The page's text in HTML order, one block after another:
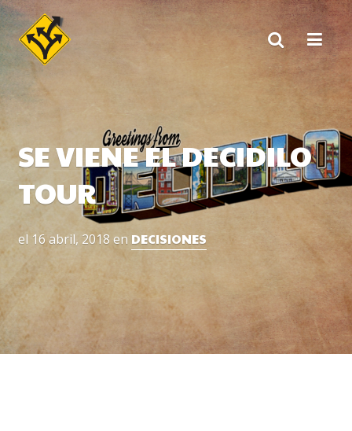
Skip
to
content
SE VIENE EL DECIDILO
TOUR
el 16 abril, 2018 en DECISIONES